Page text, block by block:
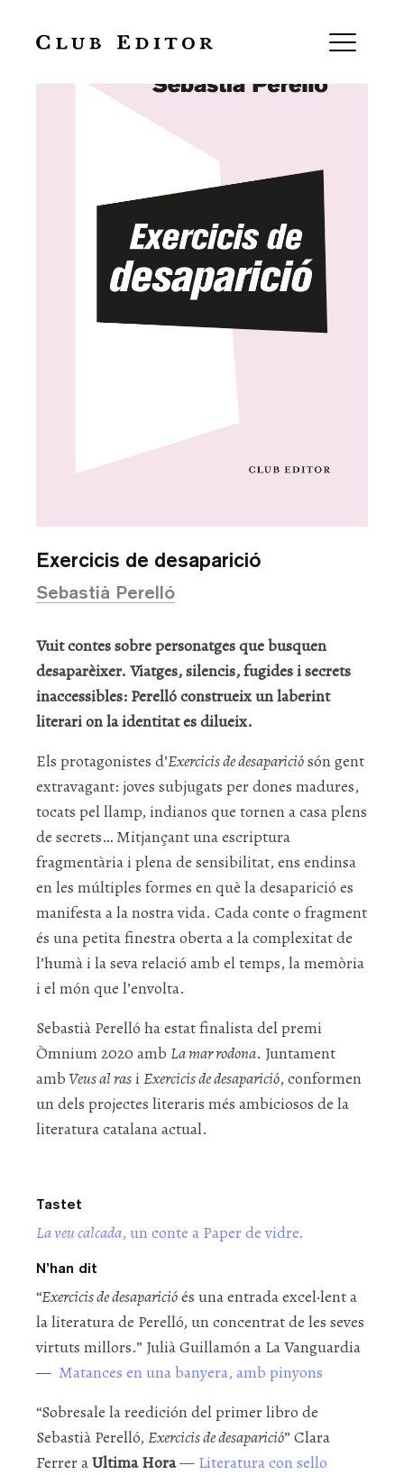
Exercicis de desaparició
Sebastià Perelló
Vuit contes sobre personatges que busquen
desaparèixer. Viatges, silencis, fugides i secrets
inaccessibles: Perelló construeix un laberint
literari on la identitat es dilueix.
Els protagonistes d’Exercicis de desapariciósón gent
extravagant: joves subjugats per dones madures,
tocats pel llamp, indianos que tornen a casa plens
de secrets… Mitjançant una escriptura
fragmentària i plena de sensibilitat, ens endinsa
en les múltiples formes en què la desaparició es
manifesta a la nostra vida. Cada conte o fragment
és una petita finestra oberta a la complexitat de
l’humà i la seva relació amb el temps, la memòria
i el món que l’envolta.
Sebastià Perelló ha estat finalista del premi
Òmnium 2020 amb La mar rodona. Juntament
ambVeus al rasi Exercicis de desaparició, conformen
un dels projectes literaris més ambiciosos de la
literatura catalana actual.
Tastet
La veu calcada, un conte a Paper de vidre.
N’han dit
“Exercicis de desaparicióés una entrada excel·lent a
la literatura de Perelló, un concentrat de les seves
virtuts millors.” Julià Guillamón a La Vanguardia
— Matances en una banyera, amb pinyons
“Sobresale la reedición del primer libro de
Sebastià Perelló, Exercicis de desaparició” Clara
Ferrer aUltima Hora— Literatura con sello